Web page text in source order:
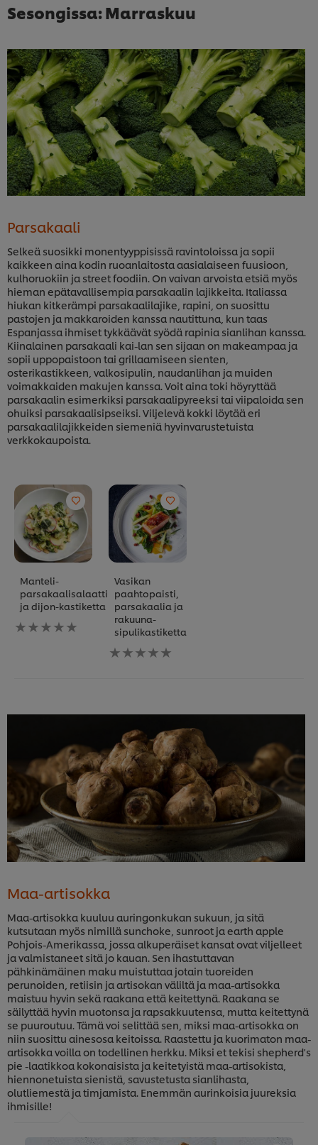
Sesongissa: Marraskuu
Parsakaali
Selkeä suosikki monentyyppisissä ravintoloissa ja sopii
kaikkeen aina kodin ruoanlaitosta aasialaiseen fuusioon,
kulhoruokiin ja street foodiin. On vaivan arvoista etsiä myös
hieman epätavallisempia parsakaalin lajikkeita. Italiassa
hiukan kitkerämpi parsakaalilajike, rapini, on suosittu
pastojen ja makkaroiden kanssa nautittuna, kun taas
Espanjassa ihmiset tykkäävät syödä rapinia sianlihan kanssa.
Kiinalainen parsakaali kai-lan sen sijaan on makeampaa ja
sopii uppopaistoon tai grillaamiseen sienten,
osterikastikkeen, valkosipulin, naudanlihan ja muiden
voimakkaiden makujen kanssa. Voit aina toki höyryttää
parsakaalin esimerkiksi parsakaalipyreeksi tai viipaloida sen
ohuiksi parsakaalisipseiksi. Viljelevä kokki löytää eri
parsakaalilajikkeiden siemeniä hyvinvarustetuista
verkkokaupoista.
Manteli-
parsakaalisalaatti
ja dijon-kastiketta
Ei
arvioita
Vasikan
paahtopaisti,
parsakaalia ja
rakuuna-
sipulikastiketta
Ei
arvioita
Maa-artisokka
Maa-artisokka kuuluu auringonkukan sukuun, ja sitä
kutsutaan myös nimillä sunchoke, sunroot ja earth apple
Pohjois-Amerikassa, jossa alkuperäiset kansat ovat viljelleet
ja valmistaneet sitä jo kauan. Sen ihastuttavan
pähkinämäinen maku muistuttaa jotain tuoreiden
perunoiden, retiisin ja artisokan väliltä ja maa-artisokka
maistuu hyvin sekä raakana että keitettynä. Raakana se
säilyttää hyvin muotonsa ja rapsakkuutensa, mutta keitettynä
se puuroutuu. Tämä voi selittää sen, miksi maa-artisokka on
niin suosittu ainesosa keitoissa. Raastettu ja kuorimaton maa-
artisokka voilla on todellinen herkku. Miksi et tekisi shepherd's
pie -laatikkoa kokonaisista ja keitetyistä maa-artisokista,
hiennonetuista sienistä, savustetusta sianlihasta,
olutliemestä ja timjamista. Enemmän aurinkoisia juureksia
ihmisille!